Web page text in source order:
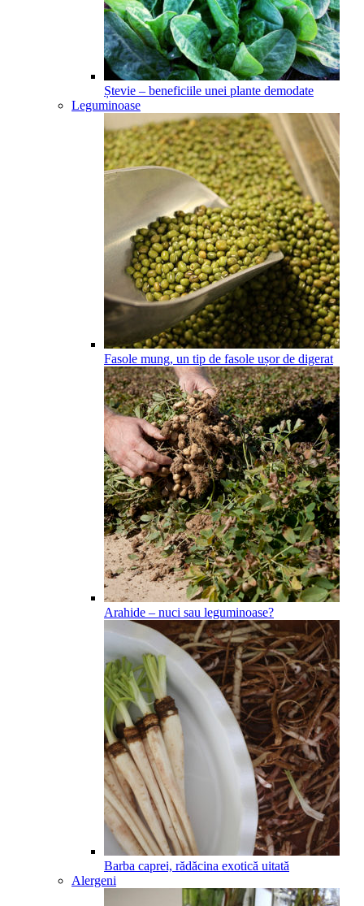
Ștevie – beneficiile unei plante demodate
Leguminoase
Fasole mung, un tip de fasole ușor de digerat
Arahide – nuci sau leguminoase?
Barba caprei, rădăcina exotică uitată
Alergeni